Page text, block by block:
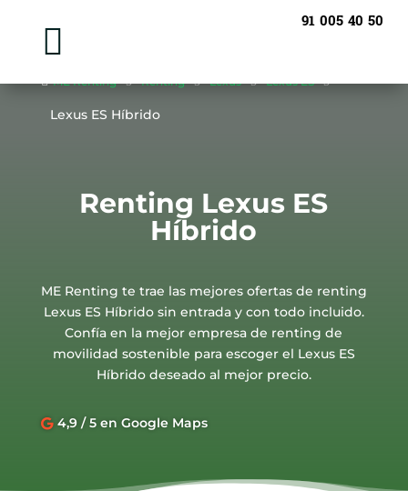

91 005 40 50
 ME Renting 5 Renting 5 Lexus 5 Lexus ES 5
Lexus ES Híbrido
Renting Lexus ES
Híbrido
ME Renting te trae las mejores ofertas de renting
Lexus ES Híbrido sin entrada y con todo incluido.
Confía en la mejor empresa de renting de
movilidad sostenible para escoger el Lexus ES
Híbrido deseado al mejor precio.
 4,9 / 5 en Google Maps